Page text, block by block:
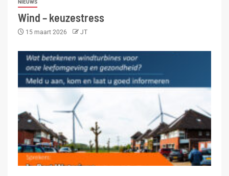
NIEUWS
Wind – keuzestress
15 maart 2026 JT